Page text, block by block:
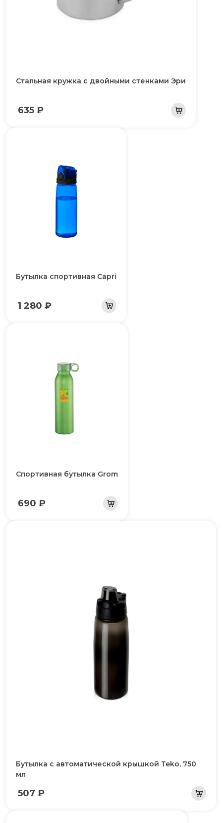
Стальная кружка с двойными стенками Эри
635 ₽
Бутылка спортивная Capri
1 280 ₽
Спортивная бутылка Grom
690 ₽
Бутылка с автоматической крышкой Teko, 750
мл
507 ₽